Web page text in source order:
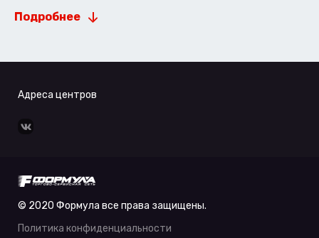
Подробнее
Адреса центров
© 2020 Формула все права защищены.
Политика конфиденциальности